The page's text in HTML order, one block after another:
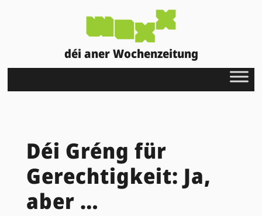
déi aner Wochenzeitung
Déi Gréng für
Gerechtigkeit: Ja,
aber …